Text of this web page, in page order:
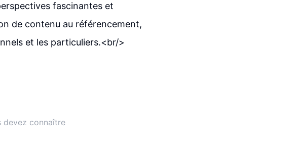
fascinantes et
de contenu au référencement,
et les particuliers.<br/>
devez connaître